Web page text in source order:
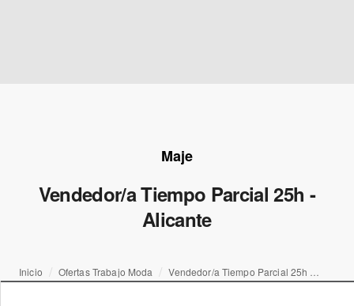
Maje
Vendedor/a Tiempo Parcial 25h -
Alicante
Inicio Ofertas Trabajo Moda